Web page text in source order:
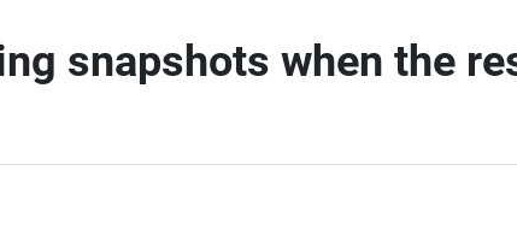
Co je
snapshots when the